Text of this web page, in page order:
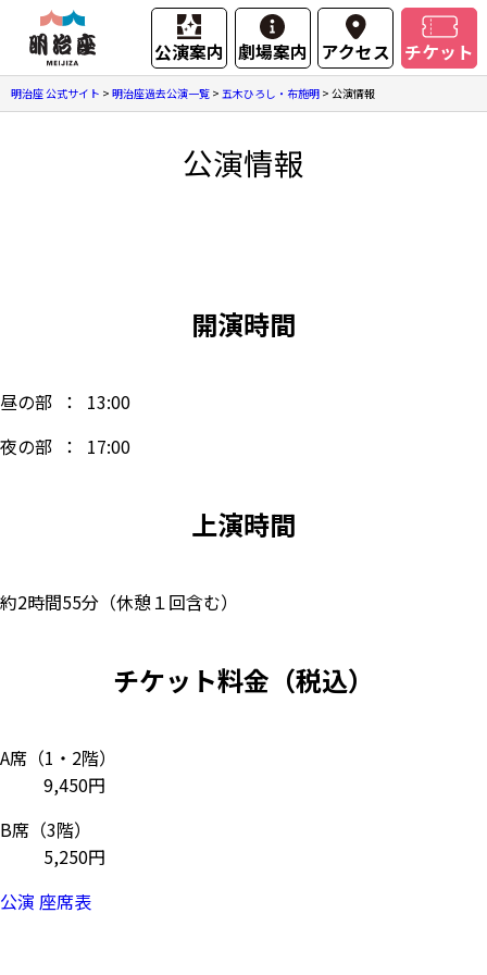
公演案内 劇場案内 アクセス チケット
明治座 公式サイト > 明治座過去公演一覧 > 五木ひろし・布施明 > 公演情報
公演情報
開演時間
昼の部 ： 13:00
夜の部 ： 17:00
上演時間
約2時間55分（休憩１回含む）
チケット料金（税込）
A席（1・2階）
9,450円
B席（3階）
5,250円
公演 座席表